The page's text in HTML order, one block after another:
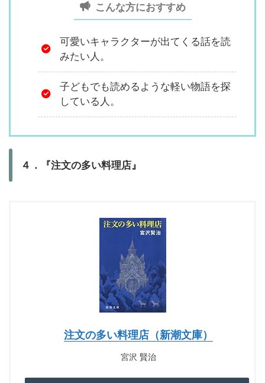
こんな方におすすめ
可愛いキャラクターが出てくる話を読
みたい人。
子どもでも読めるような軽い物語を探
している人。
４．『注文の多い料理店』
注文の多い料理店（新潮文庫）
宮沢 賢治